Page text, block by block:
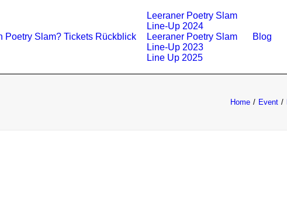
Poetry Slam? Tickets Rückblick
Leeraner Poetry Slam
Line-Up 2024
Leeraner Poetry Slam
Line-Up 2023
Line Up 2025
Blog
Home Event